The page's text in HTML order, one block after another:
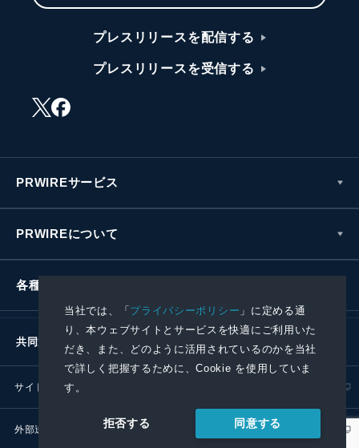
当社では、「プライバシーポリシー 」に定める通
り、本ウェブサイトとサービスを快適にご利用いた
だき、また、どのように活用されているのかを当社
で詳しく把握するために、Cookie を使用していま
す。
拒否する 同意する
プレスリリースを配信する
プレスリリースを受信する
PRWIREサービス
PRWIREについて
各種お問い合わせ
共同通信社グループ
サイトポリシー
外部送信ポリシー プレスリリース取扱基準